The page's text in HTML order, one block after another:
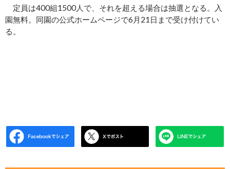
定員は400組1500人で、それを超える場合は抽選となる。入
園無料。同園の公式ホームページで6月21日まで受け付けてい
る。